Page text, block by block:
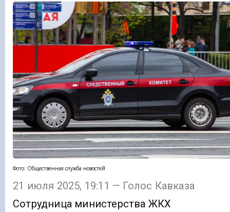
Фото: Общественная служба новостей
21 июля 2025, 19:11 — Голос Кавказа
Сотрудница министерства ЖКХ